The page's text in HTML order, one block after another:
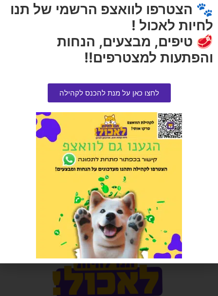
פרימיו מעדן לחתול עם בקר פטה
₪5.00
חטיף למכרסם טרופיקל
הרוויחו 0.75 נקודות ⭐
15.00
🐾 הצטרפו לוואצפ הרשמי של תנו
לחיות לאכול !
🥩 טיפים, מבצעים, הנחות
והפתעות למצטרפים!!
לחצו כאן על מנת להכנס לקהילה